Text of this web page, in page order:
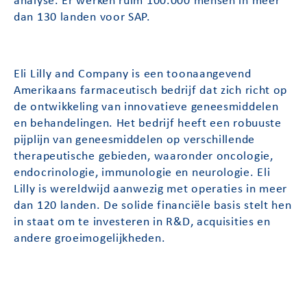
dan 130 landen voor SAP.
Eli Lilly and Company is een toonaangevend
Amerikaans farmaceutisch bedrijf dat zich richt op
de ontwikkeling van innovatieve geneesmiddelen
en behandelingen. Het bedrijf heeft een robuuste
pijplijn van geneesmiddelen op verschillende
therapeutische gebieden, waaronder oncologie,
endocrinologie, immunologie en neurologie. Eli
Lilly is wereldwijd aanwezig met operaties in meer
dan 120 landen. De solide financiële basis stelt hen
in staat om te investeren in R&D, acquisities en
andere groeimogelijkheden.